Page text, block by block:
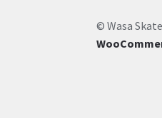
© Wasa